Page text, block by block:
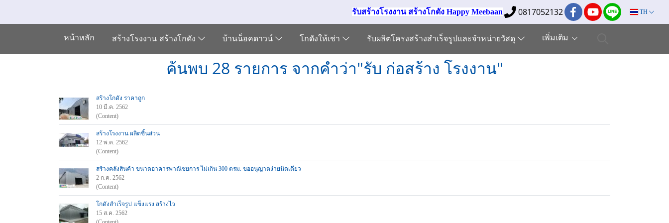
รับสร้างโรงงาน สร้างโกดัง Happy Meebaan 0817052132 TH
หน้าหลัก สร้างโรงงาน สร้างโกดัง บ้านน็อคดาวน์ โกดังให้เช่า รับผลิตโครงสร้างสำเร็จรูปและจำหน่ายวัสดุ เพิ่มเติม
ค้นพบ 28 รายการ จากคำว่า"รับ ก่อสร้าง โรงงาน"
สร้างโกดัง ราคาถูก
10 มี.ค. 2562
(Content)
สร้างโรงงาน ผลิตชิ้นส่วน
12 พ.ค. 2562
(Content)
สร้างคลังสินค้า ขนาดอาคารพาณิชยการ ไม่เกิน 300 ตรม. ขออนุญาตง่ายนิดเดียว
2 ก.ค. 2562
(Content)
โกดังสำเร็จรูป แข็งแรง สร้างไว
15 ส.ค. 2562